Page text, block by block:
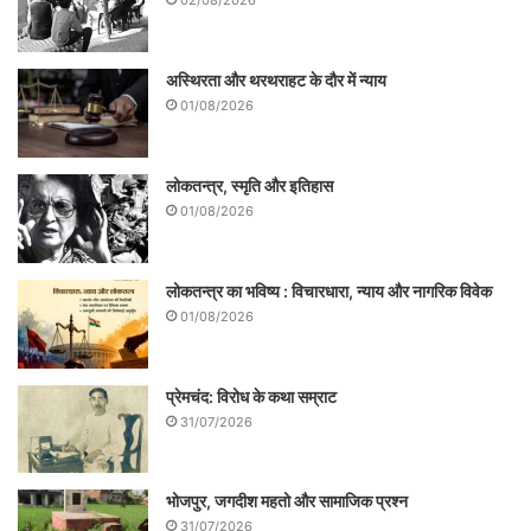
इसी से जल को समर्पित बड़े त्यौहार भी इस महीने में
मनाए जाते हैं, जो जल की महत्ता, जल संरक्षण की
आवश्यकता, जल स्रोतों की उपयोगिता को धार्मिक
रीति रिवाजों से जोड़कर जनसमूह में अनायास ही
चेतना जाग्रत करने का पुण्य परक कार्य सहज ही कर
पाती है।
अस्थिरता और थरथराहट के दौर में न्याय
01/08/2026
लोकतन्त्र, स्मृति और इतिहास
01/08/2026
लोकतन्त्र का भविष्य : विचारधारा, न्याय और नागरिक विवेक
01/08/2026
प्रेमचंद: विरोध के कथा सम्राट
31/07/2026
भोजपुर, जगदीश महतो और सामाजिक प्रश्न
31/07/2026